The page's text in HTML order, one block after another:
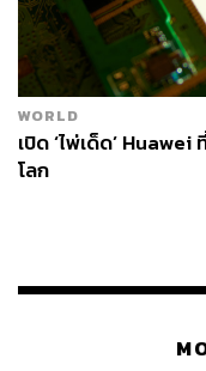
WORLD
เปิด ‘ไพ่เด็ด’
โลก